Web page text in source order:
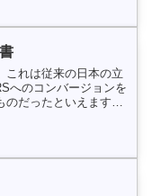
これは従来の日本の立
へのコンバージョンを
のだったといえます。
...